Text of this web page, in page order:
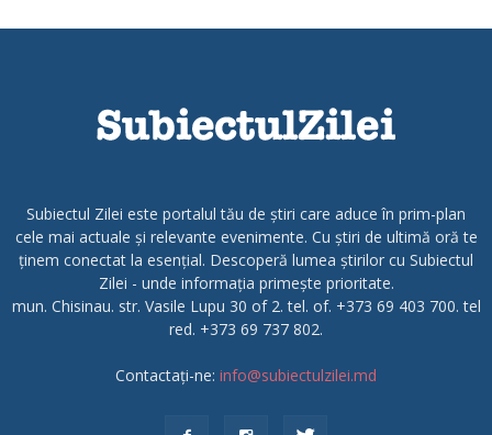
Subiectul Zilei este portalul tău de știri care aduce în prim-plan
cele mai actuale și relevante evenimente. Cu știri de ultimă oră te
ținem conectat la esențial. Descoperă lumea știrilor cu Subiectul
Zilei - unde informația primește prioritate.
mun. Chisinau. str. Vasile Lupu 30 of 2. tel. of. +373 69 403 700. tel
red. +373 69 737 802.
Contactați-ne: info@subiectulzilei.md